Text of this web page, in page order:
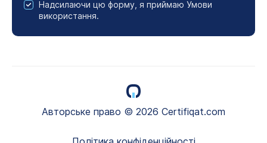
Надсилаючи цю форму, я приймаю Умови
використання.
Авторське право © 2026 Certifiqat.com